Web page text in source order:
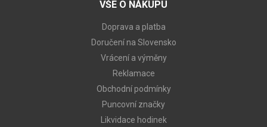
VŠE O NÁKUPU
Doprava a platba
Doručení na Slovensko
Vrácení a výměny
Reklamace
Obchodní podmínky
Puncovní značky
Likvidace hodinek